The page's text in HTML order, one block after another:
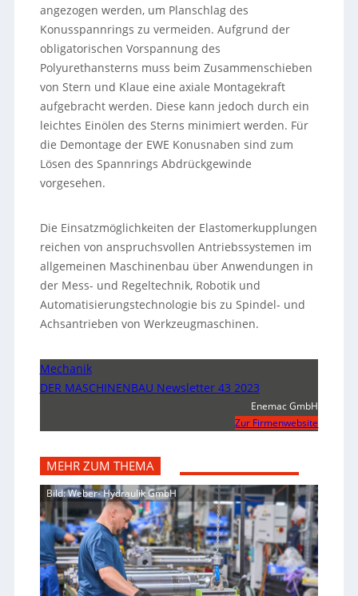
angezogen werden, um Planschlag des
Konusspannrings zu vermeiden. Aufgrund der
obligatorischen Vorspannung des
Polyurethansterns muss beim Zusammenschieben
von Stern und Klaue eine axiale Montagekraft
aufgebracht werden. Diese kann jedoch durch ein
leichtes Einölen des Sterns minimiert werden. Für
die Demontage der EWE Konusnaben sind zum
Lösen des Spannrings Abdrückgewinde
vorgesehen.
Die Einsatzmöglichkeiten der Elastomerkupplungen
reichen von anspruchsvollen Antriebssystemen im
allgemeinen Maschinenbau über Anwendungen in
der Mess- und Regeltechnik, Robotik und
Automatisierungstechnologie bis zu Spindel- und
Achsantrieben von Werkzeugmaschinen.
Mechanik
DER MASCHINENBAU Newsletter 43 2023
Enemac GmbH
Zur Firmenwebsite
MEHR ZUM THEMA
Bild: Weber- Hydraulik GmbH